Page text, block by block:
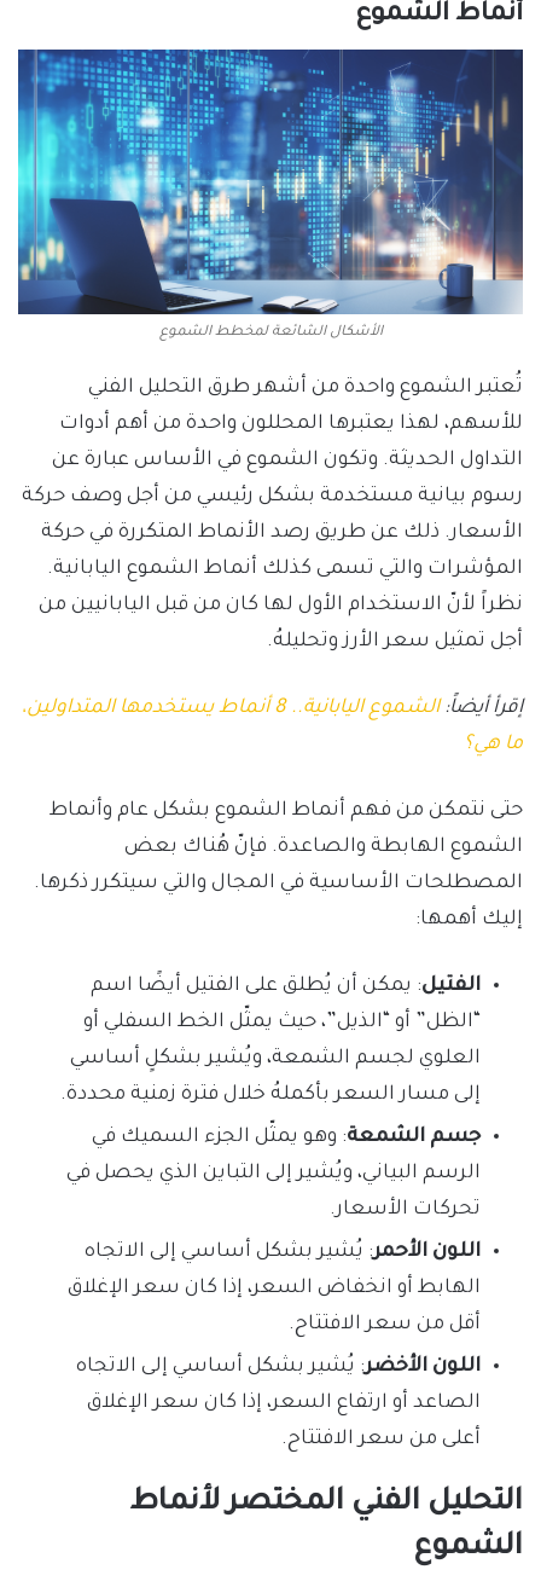
أنماط الشموع
الأشكال الشائعة لمخطط الشموع
تُعتبر الشموع واحدة من أشهر طرق التحليل الفني
للأسهم، لهذا يعتبرها المحللون واحدة من أهم أدوات
التداول الحديثة. وتكون الشموع في الأساس عبارة عن
رسوم بيانية مستخدمة بشكل رئيسي من أجل وصف حركة
الأسعار. ذلك عن طريق رصد الأنماط المتكررة في حركة
المؤشرات والتي تسمى كذلك أنماط الشموع اليابانية.
نظراً لأنّ الاستخدام الأول لها كان من قبل اليابانيين من
أجل تمثيل سعر الأرز وتحليلهُ.
إقرأ أيضاً:
الشموع اليابانية.. 8 أنماط يستخدمها المتداولين،
ما هي؟
حتى نتمكن من فهم أنماط الشموع بشكل عام وأنماط
الشموع الهابطة والصاعدة. فإنّ هُناك بعض
المصطلحات الأساسية في المجال والتي سيتكرر ذكرها.
إليك أهمها:
الفتيل: يمكن أن يُطلق على الفتيل أيضًا اسم
“الظل” أو “الذيل”، حيث يمثّل الخط السفلي أو
العلوي لجسم الشمعة، ويُشير بشكلٍ أساسي
إلى مسار السعر بأكملهُ خلال فترة زمنية محددة.
جسم الشمعة: وهو يمثّل الجزء السميك في
الرسم البياني، ويُشير إلى التباين الذي يحصل في
تحركات الأسعار.
اللون الأحمر: يُشير بشكل أساسي إلى الاتجاه
الهابط أو انخفاض السعر، إذا كان سعر الإغلاق
أقل من سعر الافتتاح.
اللون الأخضر: يُشير بشكل أساسي إلى الاتجاه
الصاعد أو ارتفاع السعر، إذا كان سعر الإغلاق
أعلى من سعر الافتتاح.
التحليل الفني المختصر لأنماط
الشموع